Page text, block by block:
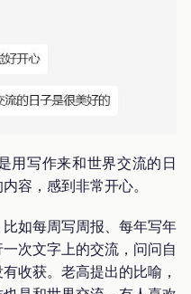
用写作来和世界交流的日
容，感到非常开心。
如每周写周报、每年写年
次文字上的交流，问问自
收获。老高提出的比喻，